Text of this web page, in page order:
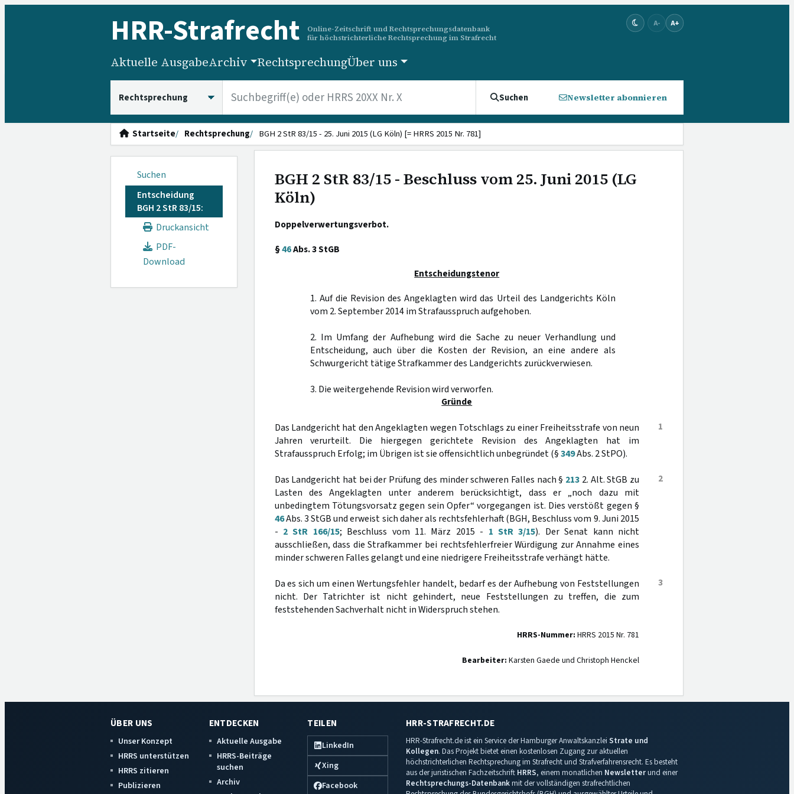
HRR-Strafrecht
Online-Zeitschrift und Rechtsprechungsdatenbank
für höchstrichterliche Rechtsprechung im Strafrecht
A- A+
Aktuelle AusgabeArchiv RechtsprechungÜber uns
Suchen Newsletter abonnieren
Startseite Rechtsprechung BGH 2 StR 83/15 - 25. Juni 2015 (LG Köln) [= HRRS 2015 Nr. 781]
Suchen
Entscheidung
BGH 2 StR 83/15:
Druckansicht
PDF-
Download
BGH 2 StR 83/15 - Beschluss vom 25. Juni 2015 (LG
Köln)
Doppelverwertungsverbot.
§46Abs. 3 StGB
Entscheidungstenor
1. Auf die Revision des Angeklagten wird das Urteil des Landgerichts Köln
vom 2. September 2014 im Strafausspruch aufgehoben.
2. Im Umfang der Aufhebung wird die Sache zu neuer Verhandlung und
Entscheidung, auch über die Kosten der Revision, an eine andere als
Schwurgericht tätige Strafkammer des Landgerichts zurückverwiesen.
3. Die weitergehende Revision wird verworfen.
Gründe
1
Das Landgericht hat den Angeklagten wegen Totschlags zu einer Freiheitsstrafe von neun
Jahren verurteilt. Die hiergegen gerichtete Revision des Angeklagten hat im
Strafausspruch Erfolg; im Übrigen ist sie offensichtlich unbegründet (§349Abs. 2 StPO).
2
Das Landgericht hat bei der Prüfung des minder schweren Falles nach § 213 2. Alt. StGB zu
Lasten des Angeklagten unter anderem berücksichtigt, dass er „noch dazu mit
unbedingtem Tötungsvorsatz gegen sein Opfer“ vorgegangen ist. Dies verstößt gegen §
46Abs. 3 StGB und erweist sich daher als rechtsfehlerhaft (BGH, Beschluss vom 9. Juni 2015
- 2 StR 166/15; Beschluss vom 11. März 2015 - 1 StR 3/15). Der Senat kann nicht
ausschließen, dass die Strafkammer bei rechtsfehlerfreier Würdigung zur Annahme eines
minder schweren Falles gelangt und eine niedrigere Freiheitsstrafe verhängt hätte.
3
Da es sich um einen Wertungsfehler handelt, bedarf es der Aufhebung von Feststellungen
nicht. Der Tatrichter ist nicht gehindert, neue Feststellungen zu treffen, die zum
feststehenden Sachverhalt nicht in Widerspruch stehen.
HRRS-Nummer: HRRS 2015 Nr. 781
Bearbeiter: Karsten Gaede und Christoph Henckel
ÜBER UNS
Unser Konzept
HRRS unterstützen
HRRS zitieren
Publizieren
ENTDECKEN
Aktuelle Ausgabe
HRRS-Beiträge
suchen
Archiv
TEILEN
LinkedIn
Xing
Facebook
HRR-STRAFRECHT.DE
HRR-Strafrecht.de ist ein Service der Hamburger Anwaltskanzlei Strate und
Kollegen. Das Projekt bietet einen kostenlosen Zugang zur aktuellen
höchstrichterlichen Rechtsprechung im Strafrecht und Strafverfahrensrecht. Es besteht
aus der juristischen Fachzeitschrift HRRS, einem monatlichen Newsletterund einer
Rechtsprechungs-Datenbankmit der vollständigen strafrechtlichen